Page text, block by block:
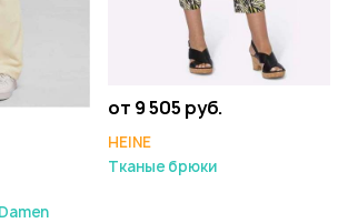
от 9 505 руб.
HEINE
Тканые брюки